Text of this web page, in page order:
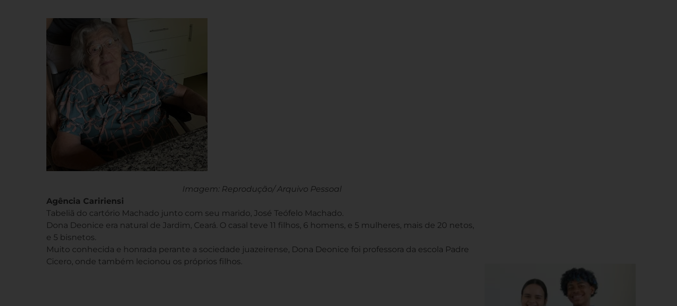
Imagem: Reprodução/ Arquivo Pessoal
Agência Caririensi
Tabeliã do cartório Machado junto com seu marido, José Teófelo Machado.
Dona Deonice era natural de Jardim, Ceará. O casal teve 11 filhos, 6 homens, e 5 mulheres, mais de 20 netos,
e 5 bisnetos.
Muito conhecida e honrada perante a sociedade juazeirense, Dona Deonice foi professora da escola Padre
Cicero, onde também lecionou os próprios filhos.